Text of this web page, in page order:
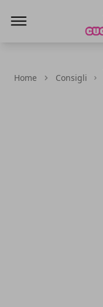
Home Consigli